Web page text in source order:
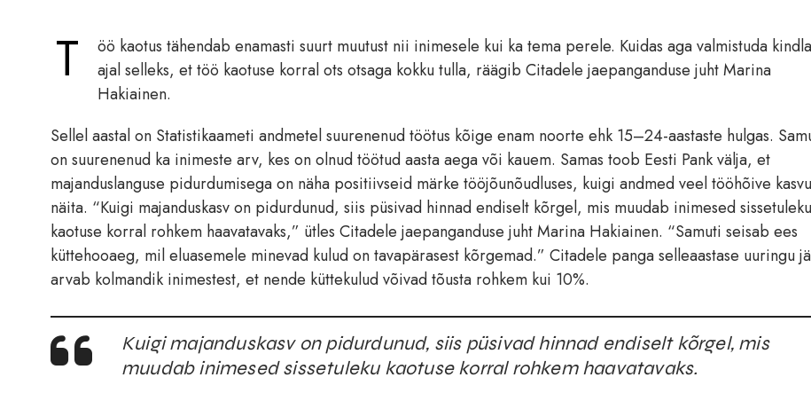
T
öö kaotus tähendab enamasti suurt muutust nii inimesele kui ka tema perele. Kuidas aga valmistuda
ajal selleks, et töö kaotuse korral ots otsaga kokku tulla, räägib Citadele jaepanganduse juht Marina
Hakiainen.
Sellel aastal on Statistikaameti andmetel suurenenud töötus kõige enam noorte ehk 15–24-aastaste hulgas.
on suurenenud ka inimeste arv, kes on olnud töötud aasta aega või kauem. Samas toob Eesti Pank välja, et
majanduslanguse pidurdumisega on näha positiivseid märke tööjõunõudluses, kuigi andmed veel tööhõive
näita. “Kuigi majanduskasv on pidurdunud, siis püsivad hinnad endiselt kõrgel, mis muudab inimesed sissetuleku
kaotuse korral rohkem haavatavaks,” ütles Citadele jaepanganduse juht Marina Hakiainen. “Samuti seisab ees
küttehooaeg, mil eluasemele minevad kulud on tavapärasest kõrgemad.” Citadele panga selleaastase uuringu
arvab kolmandik inimestest, et nende küttekulud võivad tõusta rohkem kui 10%.
Kuigi majanduskasv on pidurdunud, siis püsivad hinnad endiselt kõrgel, mis
muudab inimesed sissetuleku kaotuse korral rohkem haavatavaks.